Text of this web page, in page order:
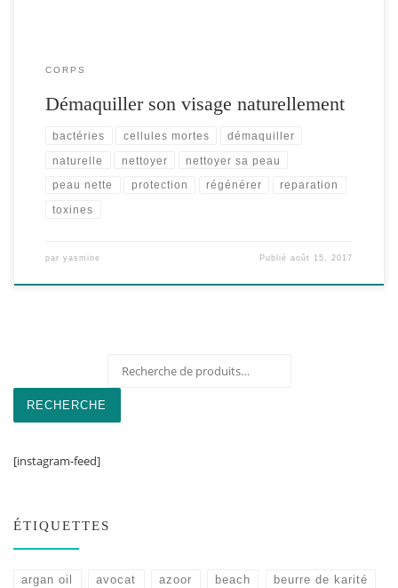
CORPS
Démaquiller son visage naturellement
bactéries cellules mortes démaquiller
naturelle nettoyer nettoyer sa peau
peau nette protection régénérer reparation
toxines
par yasmine Publiéaoût 15, 2017
RECHERCHE
[instagram-feed]
ÉTIQUETTES
argan oil avocat azoor beach beurre de karité